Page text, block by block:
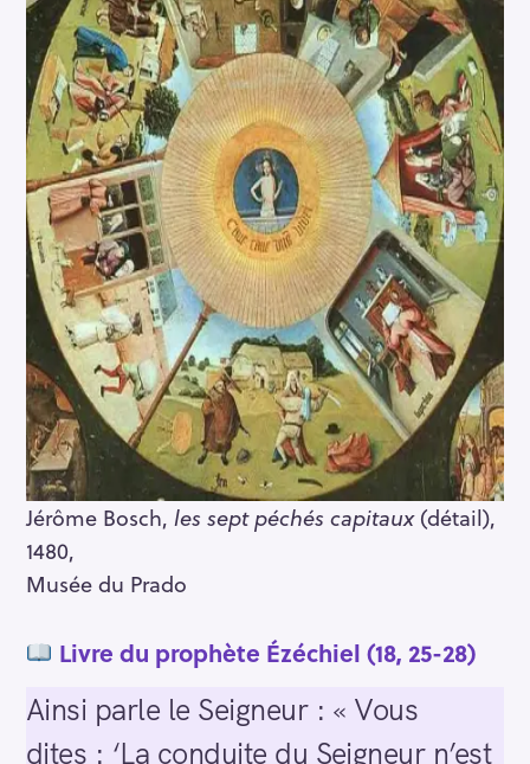
Jérôme Bosch, les sept péchés capitaux(détail),
1480,
Musée du Prado
Livre du prophète Ézéchiel (18, 25-28)
Ainsi parle le Seigneur : « Vous
dites : ‘La conduite du Seigneur n’est